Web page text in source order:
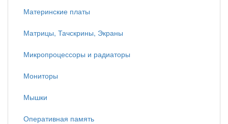
Материнские платы
Матрицы, Тачскрины, Экраны
Микропроцессоры и радиаторы
Мониторы
Мышки
Оперативная память